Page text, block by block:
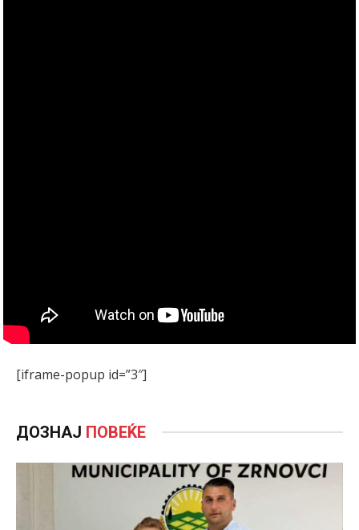
[iframe-popup id=”3″]
ДОЗНАЈ ПОВЕЌЕ